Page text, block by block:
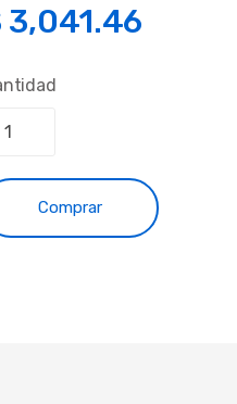
3,041.46
Comprar